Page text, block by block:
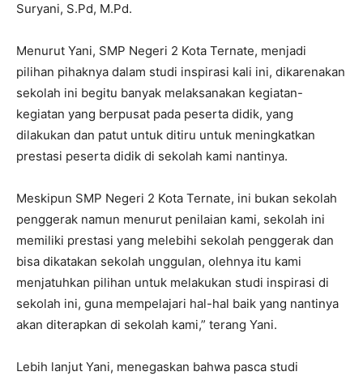
Suryani, S.Pd, M.Pd.
Menurut Yani, SMP Negeri 2 Kota Ternate, menjadi
pilihan pihaknya dalam studi inspirasi kali ini, dikarenakan
sekolah ini begitu banyak melaksanakan kegiatan-
kegiatan yang berpusat pada peserta didik, yang
dilakukan dan patut untuk ditiru untuk meningkatkan
prestasi peserta didik di sekolah kami nantinya.
Meskipun SMP Negeri 2 Kota Ternate, ini bukan sekolah
penggerak namun menurut penilaian kami, sekolah ini
memiliki prestasi yang melebihi sekolah penggerak dan
bisa dikatakan sekolah unggulan, olehnya itu kami
menjatuhkan pilihan untuk melakukan studi inspirasi di
sekolah ini, guna mempelajari hal-hal baik yang nantinya
akan diterapkan di sekolah kami,” terang Yani.
Lebih lanjut Yani, menegaskan bahwa pasca studi